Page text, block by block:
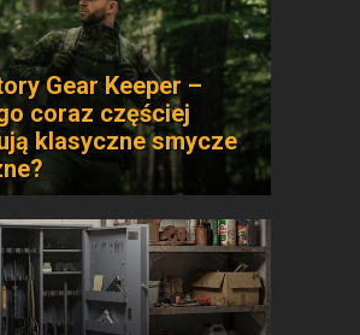
Gear Keeper –
coraz częściej
klasyczne smycze